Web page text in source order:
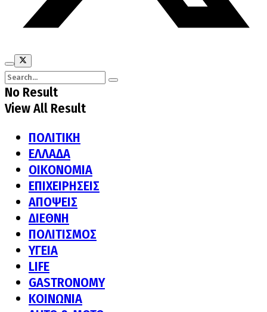
No Result
View All Result
ΠΟΛΙΤΙΚΗ
ΕΛΛΑΔΑ
ΟΙΚΟΝΟΜΙΑ
ΕΠΙΧΕΙΡΗΣΕΙΣ
ΑΠΟΨΕΙΣ
ΔΙΕΘΝΗ
ΠΟΛΙΤΙΣΜΟΣ
ΥΓΕΙΑ
LIFE
GASTRONOMY
ΚΟΙΝΩΝΙΑ